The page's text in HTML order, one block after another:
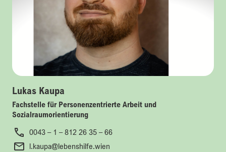
Lukas Kaupa
Fachstelle für Personenzentrierte Arbeit und
Sozialraumorientierung
0043 – 1 – 812 26 35 – 66
l.kaupa@lebenshilfe.wien